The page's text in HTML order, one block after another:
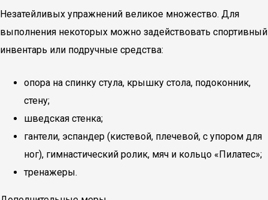
Незатейливых упражнений великое множество. Для
выполнения некоторых можно задействовать спортивный
инвентарь или подручные средства:
опора на спинку стула, крышку стола, подоконник,
стену;
шведская стенка;
гантели, эспандер (кистевой, плечевой, с упором для
ног), гимнастический ролик, мяч и кольцо «Пилатес»;
тренажеры.